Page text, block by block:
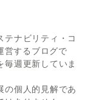
テナビリティ・コ
営するブログで
週更新していま
の個人的見解であ